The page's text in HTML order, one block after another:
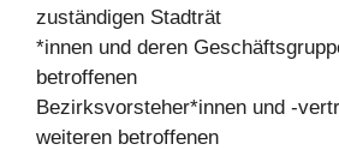
zuständigen Stadträt
*innen und deren
betroffenen
Bezirksvorsteher*innen und -
weiteren betroffenen